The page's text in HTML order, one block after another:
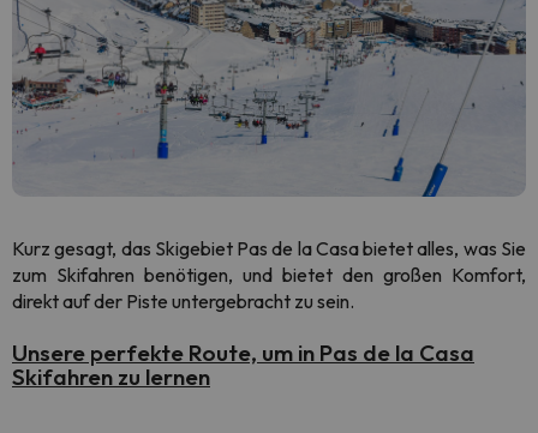
Kurz gesagt, das Skigebiet Pas de la Casa bietet alles, was Sie
zum Skifahren benötigen, und bietet den großen Komfort,
direkt auf der Piste untergebracht zu sein.
Unsere perfekte Route, um in Pas de la Casa
Skifahren zu lernen